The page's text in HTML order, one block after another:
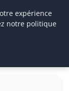
expérience
notre politique